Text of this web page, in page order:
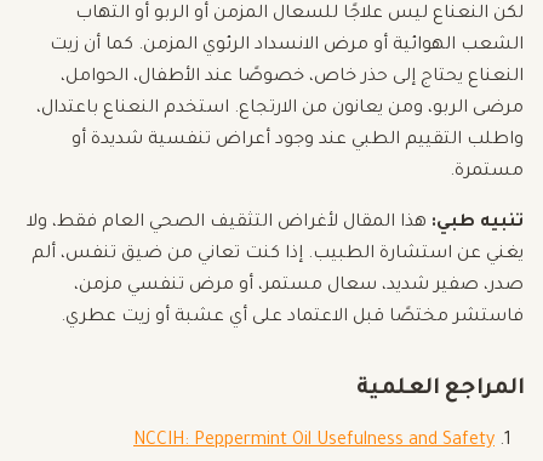
لكن النعناع ليس علاجًا للسعال المزمن أو الربو أو التهاب
الشعب الهوائية أو مرض الانسداد الرئوي المزمن. كما أن زيت
النعناع يحتاج إلى حذر خاص، خصوصًا عند الأطفال، الحوامل،
مرضى الربو، ومن يعانون من الارتجاع. استخدم النعناع باعتدال،
واطلب التقييم الطبي عند وجود أعراض تنفسية شديدة أو
مستمرة.
تنبيه طبي: هذا المقال لأغراض التثقيف الصحي العام فقط، ولا
يغني عن استشارة الطبيب. إذا كنت تعاني من ضيق تنفس، ألم
صدر، صفير شديد، سعال مستمر، أو مرض تنفسي مزمن،
فاستشر مختصًا قبل الاعتماد على أي عشبة أو زيت عطري.
المراجع العلمية
NCCIH: Peppermint Oil Usefulness and Safety